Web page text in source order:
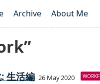
Archive About Me
生活編 26 May 2020